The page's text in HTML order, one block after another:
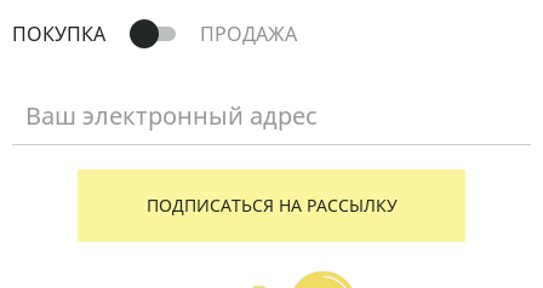
ПОКУПКА ПРОДАЖА
Ваш электронный адрес
ПОДПИСАТЬСЯ НА РАССЫЛКУ